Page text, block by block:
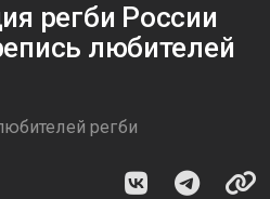
регби России
любителей
регби